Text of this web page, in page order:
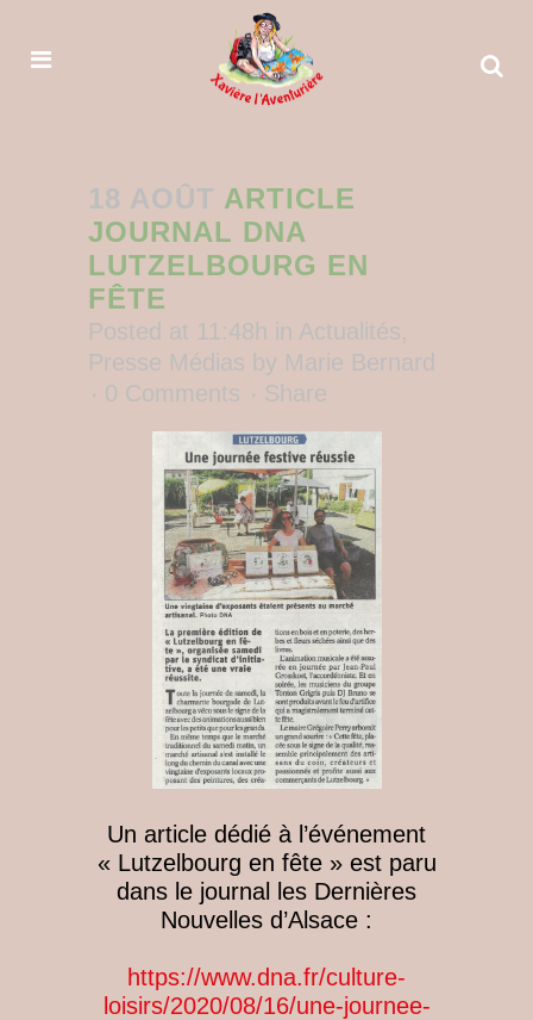
18 AOÛT ARTICLE
JOURNAL DNA
LUTZELBOURG EN
FÊTE
Posted at 11:48h in Actualités,
Presse Médias by Marie Bernard
0 Comments
Share
Un article dédié à l’événement
« Lutzelbourg en fête » est paru
dans le journal les Dernières
Nouvelles d’Alsace :
https://www.dna.fr/culture-
loisirs/2020/08/16/une-journee-